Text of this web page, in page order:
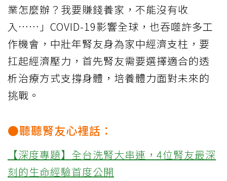
業怎麼辦？我要賺錢養家，不能沒有收
入……」COVID-19影響全球，也吞噬許多工
作機會，中壯年腎友身為家中經濟支柱，要
扛起經濟壓力，首先腎友需要選擇適合的透
析治療方式支撐身體，培養體力面對未來的
挑戰。
●聽聽腎友心裡話：
【深度專題】全台洗腎大串連，4位腎友最深
刻的生命經驗首度公開